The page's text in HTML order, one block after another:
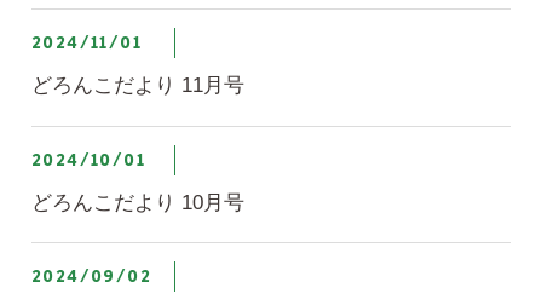
2024/11/01
どろんこだより 11月号
2024/10/01
どろんこだより 10月号
2024/09/02